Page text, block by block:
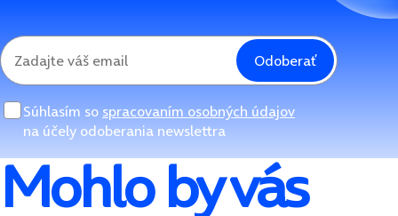
Odoberať
Súhlasím so spracovaním osobných údajov
na účely odoberania newslettra
Mohlo by vás